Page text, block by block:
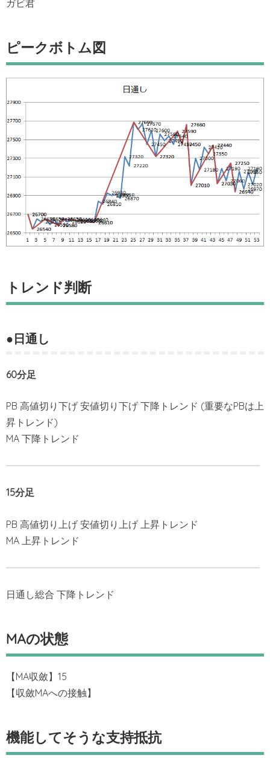
ガビ君
ピークボトム図
トレンド判断
●日通し
60分足
PB 高値切り下げ 安値切り下げ 下降トレンド (重要なPBは上
昇トレンド)
MA 下降トレンド
15分足
PB 高値切り上げ 安値切り上げ 上昇トレンド
MA 上昇トレンド
日通し総合 下降トレンド
MAの状態
【MA収斂】15
【収斂MAへの接触】
機能してそうな支持抵抗